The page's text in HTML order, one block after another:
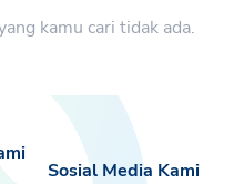
kamu cari tidak ada.
Sosial Media Kami